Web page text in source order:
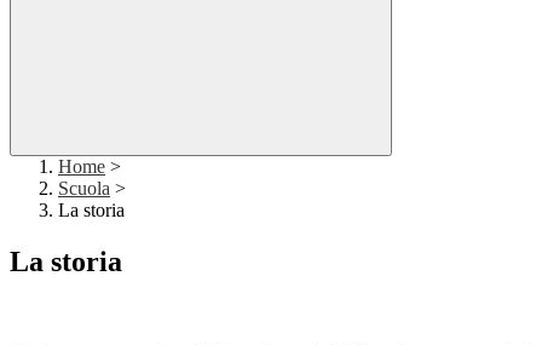
Home >
Scuola >
La storia
La storia